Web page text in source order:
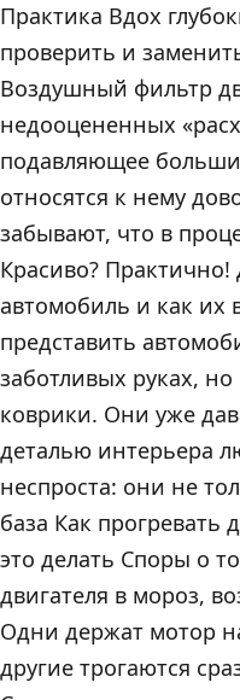
Практика Вдох
проверить и
Воздушный фильтр
недооцененных
подавляющее
относятся к нему
забывают, что в
Красиво?
автомобиль и как их
представить
заботливых руках,
коврики. Они уже
деталью интерьера
неспроста: они не
база Как прогревать
это делать Споры о
двигателя в мороз,
Одни держат мотор
другие трогаются